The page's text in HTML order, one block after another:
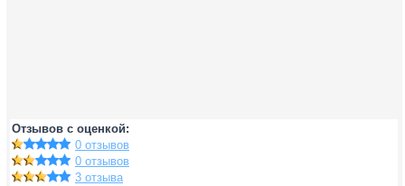
Отзывов с оценкой:
0 отзывов
0 отзывов
3 отзыва